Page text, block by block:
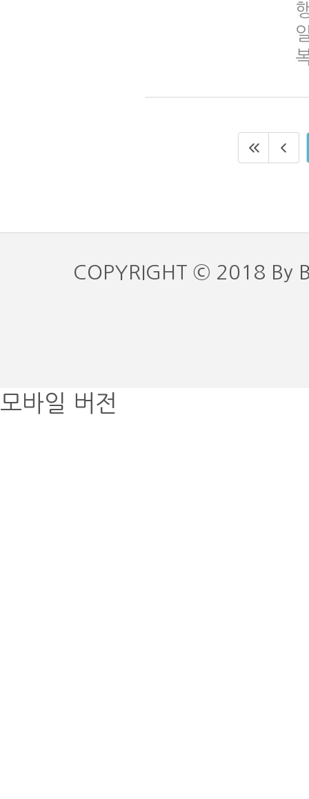
COPYRIGHT © 2018 By
모바일 버전